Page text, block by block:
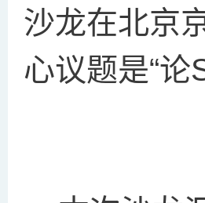
沙龙在北京
心议题是“